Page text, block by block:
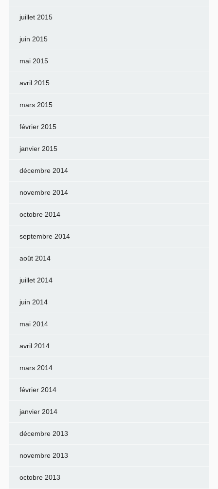
juillet 2015
juin 2015
mai 2015
avril 2015
mars 2015
février 2015
janvier 2015
décembre 2014
novembre 2014
octobre 2014
septembre 2014
août 2014
juillet 2014
juin 2014
mai 2014
avril 2014
mars 2014
février 2014
janvier 2014
décembre 2013
novembre 2013
octobre 2013